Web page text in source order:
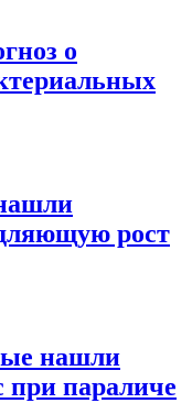
о
рост
нашли
при параличе